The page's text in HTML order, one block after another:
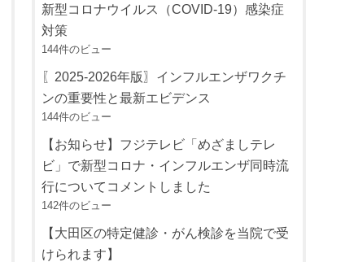
新型コロナウイルス（COVID-19）感染症
対策
144件のビュー
〖2025-2026年版〗インフルエンザワクチ
ンの重要性と最新エビデンス
144件のビュー
【お知らせ】フジテレビ「めざましテレ
ビ」で新型コロナ・インフルエンザ同時流
行についてコメントしました
142件のビュー
【大田区の特定健診・がん検診を当院で受
けられます】